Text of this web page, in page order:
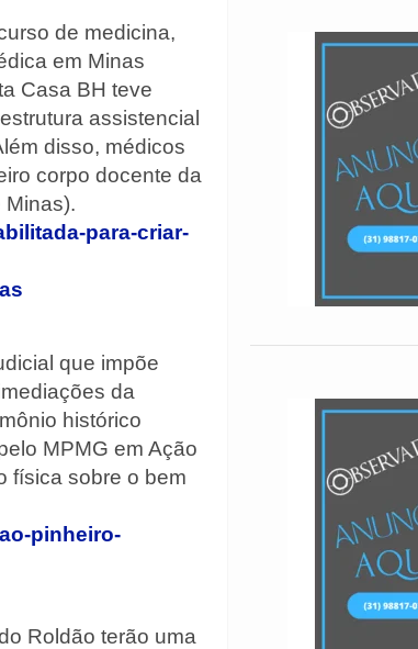
de medicina,
em Minas
Casa BH teve
assistencial
disso, médicos
corpo docente da
para-criar-
que impõe
da
histórico
MPMG em Ação
física sobre o bem
pinheiro-
Roldão terão uma